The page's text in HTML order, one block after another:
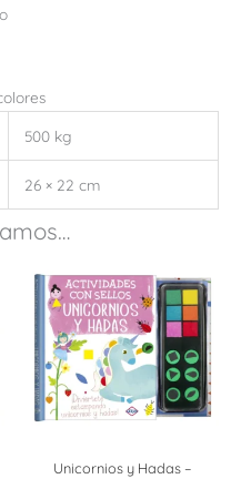
500 kg
26 × 22 cm
Unicornios y Hadas –